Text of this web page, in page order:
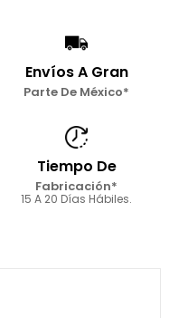
Envíos A Gran
Parte De México*
Tiempo De
Fabricación*
15 A 20 Días Hábiles.